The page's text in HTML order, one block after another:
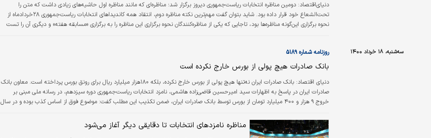
دنیای‌اقتصاد: دومین مناظره انتخابات ریاست‌جمهوری دیروز برگزار شد؛ مناظره‌ای که مانند مناظره اول حاشیه‌های زیادی داشت که متن را
تحت‌الشعاع خود قرار داده‌ بود. شاید بتوان گفت مهم‌ترین نکته مناظره دوم، انتقاد همه کاندیدا‌های انتخابات ریاست‌جمهوری ۲۸خردادماه از
نحوه برگزاری این‌گونه مناظره‌ها بود،‌ تاجایی که یکی از مناظره‌‌کنندگان نحوه برگزاری این مناظره را به برگزاری «مسابقه هفته» و دیگری آن را تست
سه‌شنبه، ۱۸ خرداد ۱۴۰۰ روزنامه شماره ۵۱۸۹
بانک صادرات هیچ پولی از بورس خارج نکرده است
دنیای اقتصاد: بانک صادرات ایران نه‌تنها هیچ پولی از بورس خارج نکرده، بلکه ۱۸۰هزار میلیارد ریال برای رونق بورس پرداخته است. معاون بانک
صادرات ایران در پاسخ به اظهارات سید امیرحسین قاضی‌زاده هاشمی، نامزد انتخابات ریاست‌جمهوری دوره سیزدهم، در رسانه ملی مبنی بر
خروج ۹ هزار و ۴۰۰ میلیارد تومان از بورس توسط بانک صادرات ایران، ضمن تکذیب این مطلب گفت: موضوع فوق از اساس کذب بوده و در سال
مناظره نامزدهای انتخابات تا دقایقی دیگر آغاز می‌شود